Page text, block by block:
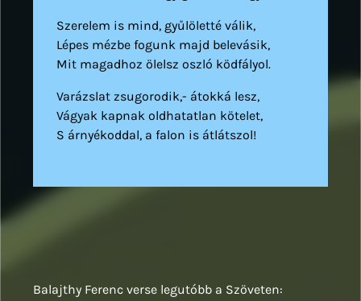
Szerelem is mind, gyűlöletté válik,
Lépes mézbe fogunk majd belevásik,
Mit magadhoz ölelsz oszló ködfályol.
Varázslat zsugorodik,- átokká lesz,
Vágyak kapnak oldhatatlan kötelet,
S árnyékoddal, a falon is átlátszol!
Balajthy Ferenc verse legutóbb a Szöveten: